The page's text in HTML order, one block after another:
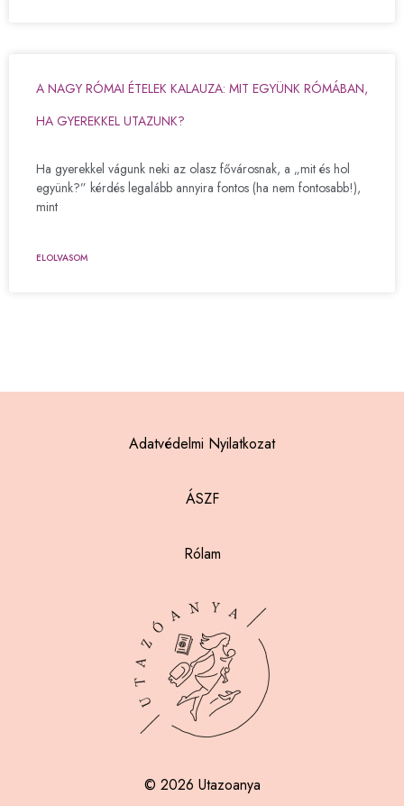
A NAGY RÓMAI ÉTELEK KALAUZA: MIT EGYÜNK RÓMÁBAN,
HA GYEREKKEL UTAZUNK?
Ha gyerekkel vágunk neki az olasz fővárosnak, a „mit és hol
együnk?” kérdés legalább annyira fontos (ha nem fontosabb!),
mint
ELOLVASOM
Adatvédelmi Nyilatkozat
ÁSZF
Rólam
© 2026 Utazoanya